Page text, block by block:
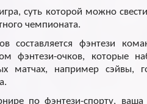
суть которой можно
чемпионата.
составляется фэнтези
фэнтези-очков, которые
матчах, например сэйвы,
по фэнтези-спорту,